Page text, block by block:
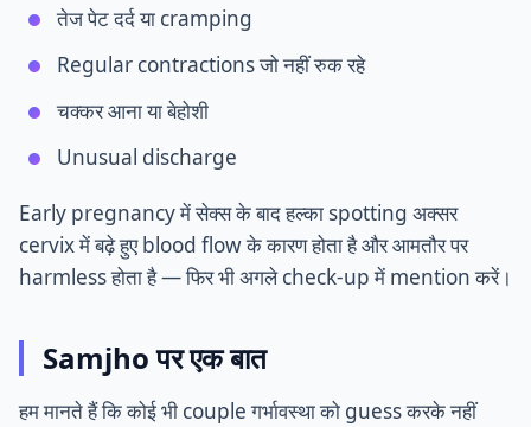
तेज पेट दर्द या cramping
Regular contractions जो नहीं रुक रहे
चक्कर आना या बेहोशी
Unusual discharge
Early pregnancy में सेक्स के बाद हल्का spotting अक्सर
cervix में बढ़े हुए blood flow के कारण होता है और आमतौर पर
harmless होता है — फिर भी अगले check-up में mention करें।
Samjho पर एक बात
हम मानते हैं कि कोई भी couple गर्भावस्था को guess करके नहीं